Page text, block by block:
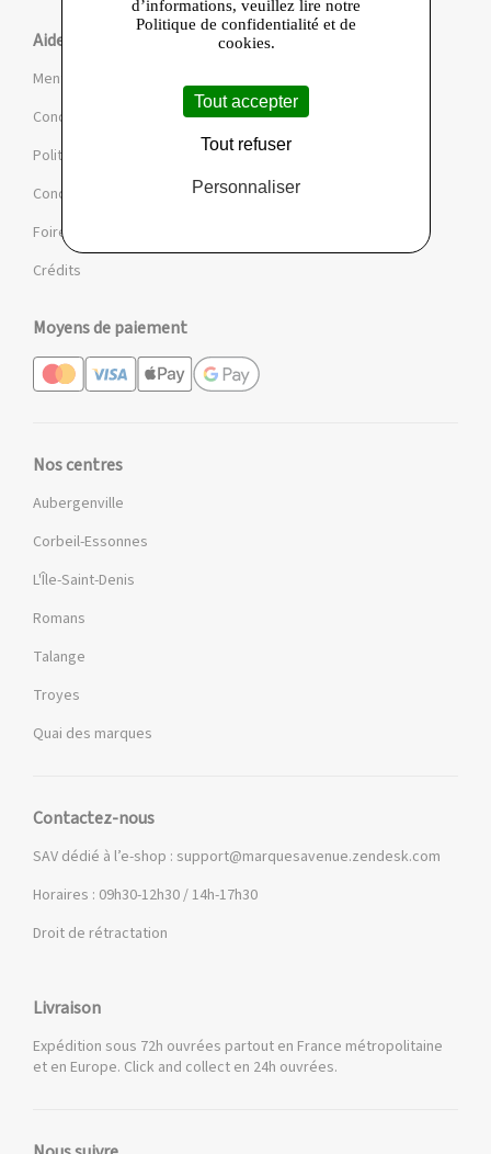
Aide
Mentions légales et CGU
Conditions de la Marketplace
Politique de confidentialité et de cookies
Conditions des offres et jeux
Foire aux questions
Crédits
Moyens de paiement
Nos centres
Aubergenville
Corbeil-Essonnes
L'Île-Saint-Denis
Romans
Talange
Troyes
Quai des marques
Contactez-nous
SAV dédié à l’e-shop : support@marquesavenue.zendesk.com
Horaires : 09h30-12h30 / 14h-17h30
Droit de rétractation
Livraison
Expédition sous 72h ouvrées partout en France métropolitaine
et en Europe. Click and collect en 24h ouvrées.
d’informations, veuillez lire notre
Politique de confidentialité et de
cookies.
Tout accepter
Tout refuser
Personnaliser